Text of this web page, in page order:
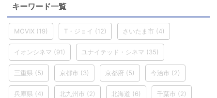
キーワード一覧
MOVIX (19) T・ジョイ (12) さいたま市 (4)
イオンシネマ (91) ユナイテッド・シネマ (35)
三重県 (5) 京都市 (3) 京都府 (5) 今治市 (2)
兵庫県 (4) 北九州市 (2) 北海道 (6) 千葉市 (2)